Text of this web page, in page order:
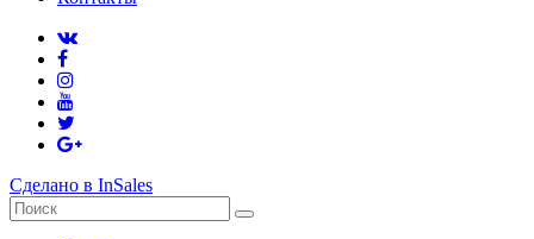
Сделано в InSales